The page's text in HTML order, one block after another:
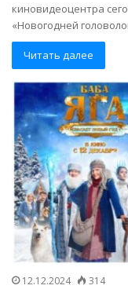
киновидеоцентра
«Новогодней
Читать далее
12.12.2024 314